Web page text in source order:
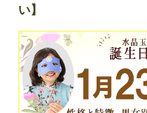
の
性
格
と
特
徴
い】